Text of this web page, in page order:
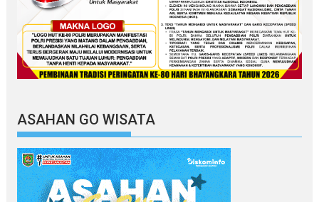
ASAHAN GO WISATA